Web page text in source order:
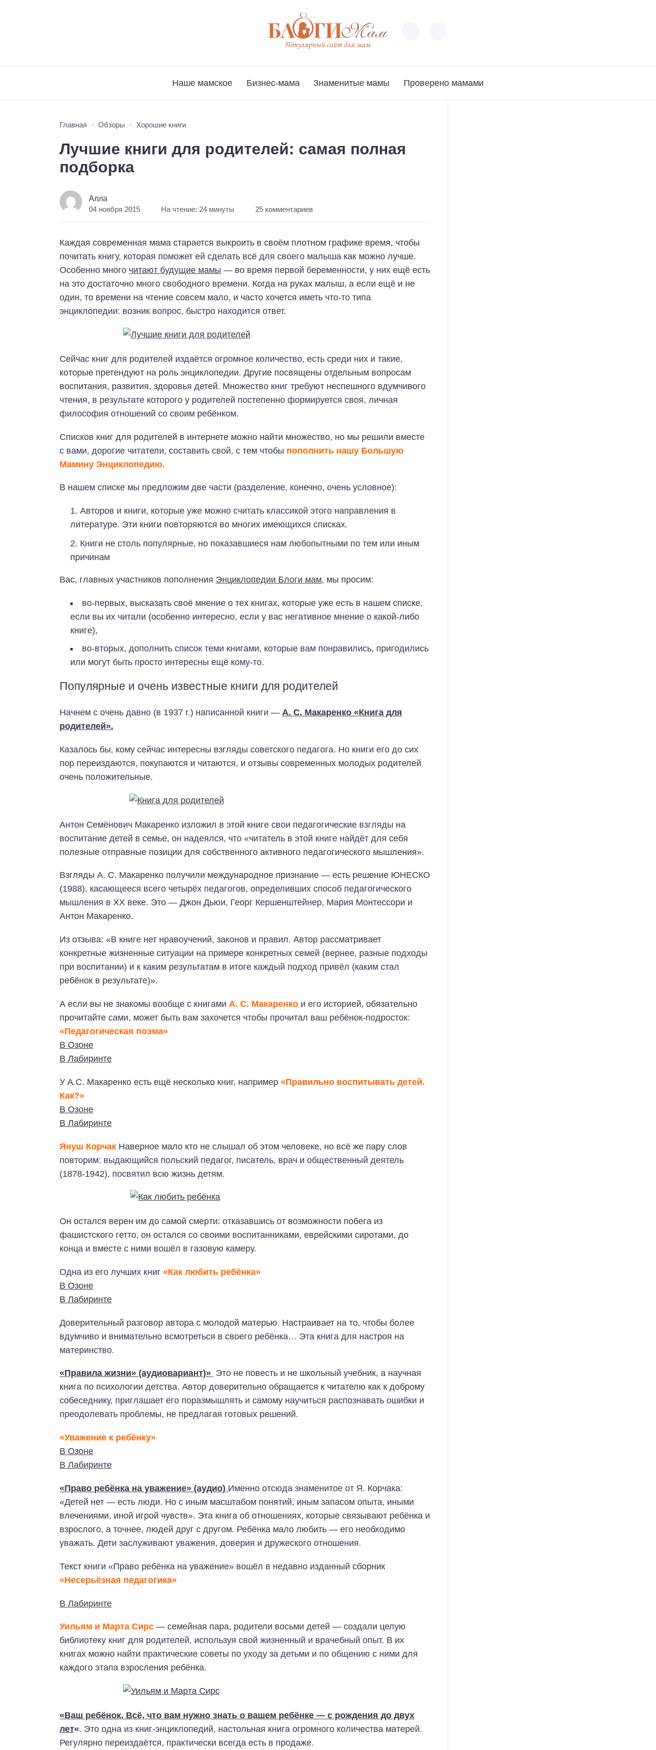
Наше мамское Бизнес-мама Знаменитые мамы Проверено мамами
Главная Обзоры Хорошие книги
Лучшие книги для родителей: самая полная
подборка
Алла
04 ноября 2015 На чтение: 24 минуты 25 комментариев
Каждая современная мама старается выкроить в своём плотном графике время, чтобы
почитать книгу, которая поможет ей сделать всё для своего малыша как можно лучше.
Особенно много читают будущие мамы — во время первой беременности, у них ещё есть
на это достаточно много свободного времени. Когда на руках малыш, а если ещё и не
один, то времени на чтение совсем мало, и часто хочется иметь что-то типа
энциклопедии: возник вопрос, быстро находится ответ.
Сейчас книг для родителей издаётся огромное количество, есть среди них и такие,
которые претендуют на роль энциклопедии. Другие посвящены отдельным вопросам
воспитания, развития, здоровья детей. Множество книг требуют неспешного вдумчивого
чтения, в результате которого у родителей постепенно формируется своя, личная
философия отношений со своим ребёнком.
Списков книг для родителей в интернете можно найти множество, но мы решили вместе
с вами, дорогие читатели, составить свой, с тем чтобы пополнить нашу Большую
Мамину Энциклопедию.
В нашем списке мы предложим две части (разделение, конечно, очень условное):
Авторов и книги, которые уже можно считать классикой этого направления в
литературе. Эти книги повторяются во многих имеющихся списках.
Книги не столь популярные, но показавшиеся нам любопытными по тем или иным
причинам
Вас, главных участников пополнения Энциклопедии Блоги мам, мы просим:
во-первых, высказать своё мнение о тех книгах, которые уже есть в нашем списке,
если вы их читали (особенно интересно, если у вас негативное мнение о какой-либо
книге),
во-вторых, дополнить список теми книгами, которые вам понравились, пригодились
или могут быть просто интересны ещё кому-то.
Популярные и очень известные книги для родителей
Начнем с очень давно (в 1937 г.) написанной книги — А. С. Макаренко «Книга для
родителей».
Казалось бы, кому сейчас интересны взгляды советского педагога. Но книги его до сих
пор переиздаются, покупаются и читаются, и отзывы современных молодых родителей
очень положительные.
Антон Семёнович Макаренко изложил в этой книге свои педагогические взгляды на
воспитание детей в семье, он надеялся, что «читатель в этой книге найдёт для себя
полезные отправные позиции для собственного активного педагогического мышления».
Взгляды А. С. Макаренко получили международное признание — есть решение ЮНЕСКО
(1988), касающееся всего четырёх педагогов, определивших способ педагогического
мышления в ХХ веке. Это — Джон Дьюи, Георг Кершенштейнер, Мария Монтессори и
Антон Макаренко.
Из отзыва: «В книге нет нравоучений, законов и правил. Автор рассматривает
конкретные жизненные ситуации на примере конкретных семей (вернее, разные подходы
при воспитании) и к каким результатам в итоге каждый подход привёл (каким стал
ребёнок в результате)».
А если вы не знакомы вообще с книгами А. С. Макаренко и его историей, обязательно
прочитайте сами, может быть вам захочется чтобы прочитал ваш ребёнок-подросток:
«Педагогическая поэма»
В Озоне
В Лабиринте
У А.С. Макаренко есть ещё несколько книг, например «Правильно воспитывать детей.
Как?»
В Озоне
В Лабиринте
Януш Корчак Наверное мало кто не слышал об этом человеке, но всё же пару слов
повторим: выдающийся польский педагог, писатель, врач и общественный деятель
(1878-1942), посвятил всю жизнь детям.
Он остался верен им до самой смерти: отказавшись от возможности побега из
фашистского гетто, он остался со своими воспитанниками, еврейскими сиротами, до
конца и вместе с ними вошёл в газовую камеру.
Одна из его лучших книг «Как любить ребёнка»
В Озоне
В Лабиринте
Доверительный разговор автора с молодой матерью. Настраивает на то, чтобы более
вдумчиво и внимательно всмотреться в своего ребёнка… Эта книга для настроя на
материнство.
«Правила жизни» (аудиовариант)» Это не повесть и не школьный учебник, а научная
книга по психологии детства. Автор доверительно обращается к читателю как к доброму
собеседнику, приглашает его поразмышлять и самому научиться распознавать ошибки и
преодолевать проблемы, не предлагая готовых решений.
«Уважение к ребёнку»
В Озоне
В Лабиринте
«Право ребёнка на уважение» (аудио) Именно отсюда знаменитое от Я. Корчака:
«Детей нет — есть люди. Но с иным масштабом понятий, иным запасом опыта, иными
влечениями, иной игрой чувств». Эта книга об отношениях, которые связывают ребёнка и
взрослого, а точнее, людей друг с другом. Ребёнка мало любить — его необходимо
уважать. Дети заслуживают уважения, доверия и дружеского отношения.
Текст книги «Право ребёнка на уважение» вошёл в недавно изданный сборник
«Несерьёзная педагогика»
В Лабиринте
Уильям и Марта Сирс — семейная пара, родители восьми детей — создали целую
библиотеку книг для родителей, используя свой жизненный и врачебный опыт. В их
книгах можно найти практические советы по уходу за детьми и по общению с ними для
каждого этапа взросления ребёнка.
«Ваш ребёнок. Всё, что вам нужно знать о вашем ребёнке — с рождения до двух
лет«. Это одна из книг-энциклопедий, настольная книга огромного количества матерей.
Регулярно переиздаётся, практически всегда есть в продаже.